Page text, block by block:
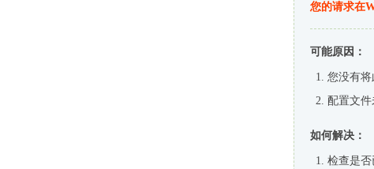
您的请求在
可能原因：
您没有
配置文
如何解决：
检查是否